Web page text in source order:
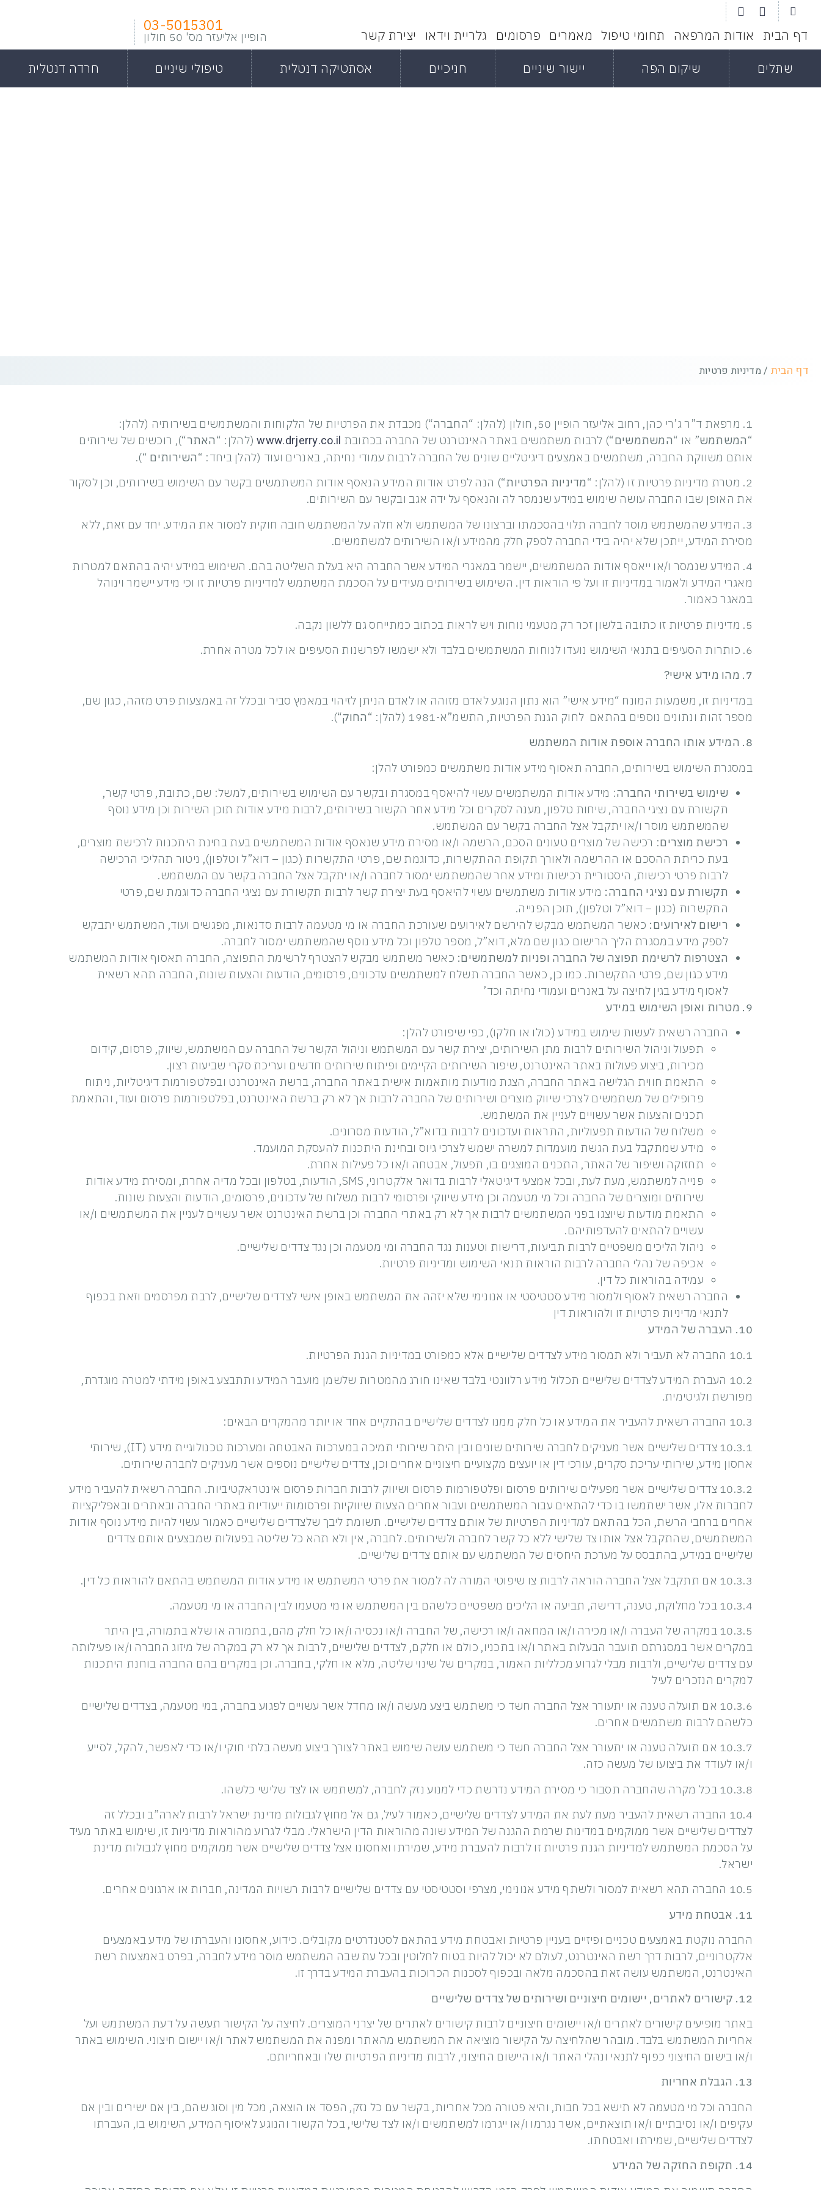
דף הבית אודות המרפאה תחומי טיפול מאמרים פרסומים גלריית וידאו יצירת קשר
03-5015301
הופיין אליעזר מס' 50 חולון
שתלים שיקום הפה יישור שיניים חניכיים אסתטיקה דנטלית טיפולי שיניים חרדה דנטלית
דף הבית / מדיניות פרטיות
1. מרפאת ד”ר ג’רי כהן, רחוב אליעזר הופיין 50, חולון (להלן: “ החברה“) מכבדת את הפרטיות של הלקוחות והמשתמשים בשירותיה (להלן:
“המשתמש” או “המשתמשים“) לרבות משתמשים באתר האינטרנט של החברה בכתובת www.drjerry.co.il(להלן: “האתר“), רוכשים של שירותים
אותם משווקת החברה, משתמשים באמצעים דיגיטליים שונים של החברה לרבות עמודי נחיתה, באנרים ועוד (להלן ביחד: “השירותים “).
2. מטרת מדיניות פרטיות זו (להלן: “
מדיניות הפרטיות“) הנה לפרט אודות המידע הנאסף אודות המשתמשים בקשר עם השימוש בשירותים, וכן לסקור
את האופן שבו החברה עושה שימוש במידע שנמסר לה והנאסף על ידה אגב ובקשר עם השירותים.
3. המידע שהמשתמש מוסר לחברה תלוי בהסכמתו וברצונו של המשתמש ולא חלה על המשתמש חובה חוקית למסור את המידע. יחד עם זאת, ללא
מסירת המידע, ייתכן שלא יהיה בידי החברה לספק חלק מהמידע ו/או השירותים למשתמשים.
4. המידע שנמסר ו/או ייאסף אודות המשתמשים, יישמר במאגרי המידע אשר החברה היא בעלת השליטה בהם. השימוש במידע יהיה בהתאם למטרות
מאגרי המידע ולאמור במדיניות זו ועל פי הוראות דין. השימוש בשירותים מעידים על הסכמת המשתמש למדיניות פרטיות זו וכי מידע יישמר וינוהל
במאגר כאמור.
5. מדיניות פרטיות זו כתובה בלשון זכר רק מטעמי נוחות ויש לראות בכתוב כמתייחס גם ללשון נקבה.
6. כותרות הסעיפים בתנאי השימוש נועדו לנוחות המשתמשים בלבד ולא ישמשו לפרשנות הסעיפים או לכל מטרה אחרת.
7. מהו מידע אישי?
במדיניות זו, משמעות המונח “מידע אישי” הוא נתון הנוגע לאדם מזוהה או לאדם הניתן לזיהוי במאמץ סביר ובכלל זה באמצעות פרט מזהה, כגון שם,
מספר זהות ונתונים נוספים בהתאם לחוק הגנת הפרטיות, התשמ”א-1981 (להלן: “
החוק“).
8. המידע אותו החברה אוספת אודות המשתמש
במסגרת השימוש בשירותים, החברה תאסוף מידע אודות משתמשים כמפורט להלן:
שימוש בשירותי החברה: מידע אודות המשתמשים עשוי להיאסף במסגרת ובקשר עם השימוש בשירותים, למשל: שם, כתובת, פרטי קשר,
תקשורת עם נציגי החברה, שיחות טלפון, מענה לסקרים וכל מידע אחר הקשור בשירותים, לרבות מידע אודות תוכן השירות וכן מידע נוסף
שהמשתמש מוסר ו/או יתקבל אצל החברה בקשר עם המשתמש.
רכישת מוצרים: רכישה של מוצרים טעונים הסכם, הרשמה ו/או מסירת מידע שנאסף אודות המשתמשים בעת בחינת היתכנות לרכישת מוצרים,
בעת כריתת ההסכם או ההרשמה ולאורך תקופת ההתקשרות, כדוגמת שם, פרטי התקשרות (כגון – דוא”ל וטלפון), ניטור תהליכי הרכישה
לרבות פרטי רכישות, היסטוריית רכישות ומידע אחר שהמשתמש ימסור לחברה ו/או יתקבל אצל החברה בקשר עם המשתמש.
תקשורת עם נציגי החברה: מידע אודות משתמשים עשוי להיאסף בעת יצירת קשר לרבות תקשורת עם נציגי החברה כדוגמת שם, פרטי
התקשרות (כגון – דוא”ל וטלפון), תוכן הפנייה.
רישום לאירועים: כאשר המשתמש מבקש להירשם לאירועים שעורכת החברה או מי מטעמה לרבות סדנאות, מפגשים ועוד, המשתמש יתבקש
לספק מידע במסגרת הליך הרישום כגון שם מלא, דוא”ל, מספר טלפון וכל מידע נוסף שהמשתמש ימסור לחברה.
הצטרפות לרשימת תפוצה של החברה ופניות למשתמשים: כאשר משתמש מבקש להצטרף לרשימת התפוצה, החברה תאסוף אודות המשתמש
מידע כגון שם, פרטי התקשרות. כמו כן, כאשר החברה תשלח למשתמשים עדכונים, פרסומים, הודעות והצעות שונות, החברה תהא רשאית
לאסוף מידע בגין לחיצה על באנרים ועמודי נחיתה וכד’
9. מטרות ואופן השימוש במידע
החברה רשאית לעשות שימוש במידע (כולו או חלקו), כפי שיפורט להלן:
תפעול וניהול השירותים לרבות מתן השירותים, יצירת קשר עם המשתמש וניהול הקשר של החברה עם המשתמש, שיווק, פרסום, קידום
מכירות, ביצוע פעולות באתר האינטרנט, שיפור השירותים הקיימים ופיתוח שירותים חדשים ועריכת סקרי שביעות רצון.
התאמת חווית הגלישה באתר החברה, הצגת מודעות מותאמות אישית באתר החברה, ברשת האינטרנט ובפלטפורמות דיגיטליות, ניתוח
פרופילים של משתמשים לצרכי שיווק מוצרים ושירותים של החברה לרבות אך לא רק ברשת האינטרנט, בפלטפורמות פרסום ועוד, והתאמת
תכנים והצעות אשר עשויים לעניין את המשתמש.
משלוח של הודעות תפעוליות, התראות ועדכונים לרבות בדוא”ל, הודעות מסרונים.
מידע שמתקבל בעת הגשת מועמדות למשרה ישמש לצרכי גיוס ובחינת היתכנות להעסקת המועמד.
תחזוקה ושיפור של האתר, התכנים המוצגים בו, תפעול, אבטחה ו/או כל פעילות אחרת.
פנייה למשתמש, מעת לעת, ובכל אמצעי דיגיטאלי לרבות בדואר אלקטרוני, SMS, הודעות, בטלפון ובכל מדיה אחרת, ומסירת מידע אודות
שירותים ומוצרים של החברה וכל מי מטעמה וכן מידע שיווקי ופרסומי לרבות משלוח של עדכונים, פרסומים, הודעות והצעות שונות.
התאמת מודעות שיוצגו בפני המשתמשים לרבות אך לא רק באתרי החברה וכן ברשת האינטרנט אשר עשויים לעניין את המשתמשים ו/או
עשויים להתאים להעדפותיהם.
ניהול הליכים משפטיים לרבות תביעות, דרישות וטענות נגד החברה ומי מטעמה וכן נגד צדדים שלישיים.
אכיפה של נהלי החברה לרבות הוראות תנאי השימוש ומדיניות פרטיות.
עמידה בהוראות כל דין.
החברה רשאית לאסוף ולמסור מידע סטטיסטי או אנונימי שלא יזהה את המשתמש באופן אישי לצדדים שלישיים, לרבת מפרסמים וזאת בכפוף
לתנאי מדיניות פרטיות זו ולהוראות דין
10. העברה של המידע
10.1 החברה לא תעביר ולא תמסור מידע לצדדים שלישיים אלא כמפורט במדיניות הגנת הפרטיות.
10.2 העברת המידע לצדדים שלישיים תכלול מידע רלוונטי בלבד שאינו חורג מהמטרות שלשמן מועבר המידע ותתבצע באופן מידתי למטרה מוגדרת,
מפורשת ולגיטימית.
10.3 החברה רשאית להעביר את המידע או כל חלק ממנו לצדדים שלישיים בהתקיים אחד או יותר מהמקרים הבאים:
10.3.1 צדדים שלישיים אשר מעניקים לחברה שירותים שונים ובין היתר שירותי תמיכה במערכות האבטחה ומערכות טכנולוגיית מידע (IT), שירותי
אחסון מידע, שירותי עריכת סקרים, עורכי דין או יועצים מקצועיים חיצוניים אחרים וכן, צדדים שלישיים נוספים אשר מעניקים לחברה שירותים.
10.3.2 צדדים שלישיים אשר מפעילים שירותים פרסום ופלטפורמות פרסום ושיווק לרבות חברות פרסום אינטראקטיביות. החברה רשאית להעביר מידע
לחברות אלו, אשר ישתמשו בו כדי להתאים עבור המשתמשים ועבור אחרים הצעות שיווקיות ופרסומות ייעודיות באתרי החברה ובאתרים ובאפליקציות
אחרים ברחבי הרשת, הכל בהתאם למדיניות הפרטיות של אותם צדדים שלישיים. תשומת ליבך שלצדדים שלישיים כאמור עשוי להיות מידע נוסף אודות
המשתמשים, שהתקבל אצל אותו צד שלישי ללא כל קשר לחברה ולשירותים. לחברה, אין ולא תהא כל שליטה בפעולות שמבצעים אותם צדדים
שלישיים במידע, בהתבסס על מערכת היחסים של המשתמש עם אותם צדדים שלישיים.
10.3.3 אם תתקבל אצל החברה הוראה לרבות צו שיפוטי המורה לה למסור את פרטי המשתמש או מידע אודות המשתמש בהתאם להוראות כל דין.
10.3.4 בכל מחלוקת, טענה, דרישה, תביעה או הליכים משפטיים כלשהם בין המשתמש או מי מטעמו לבין החברה או מי מטעמה.
10.3.5 במקרה של העברה ו/או מכירה ו/או המחאה ו/או רכישה, של החברה ו/או נכסיה ו/או כל חלק מהם, בתמורה או שלא בתמורה, בין היתר
במקרים אשר במסגרתם תועבר הבעלות באתר ו/או בתכניו, כולם או חלקם, לצדדים שלישיים, לרבות אך לא רק במקרה של מיזוג החברה ו/או פעילותה
עם צדדים שלישיים, ולרבות מבלי לגרוע מכלליות האמור, במקרים של שינוי שליטה, מלא או חלקי, בחברה. וכן במקרים בהם החברה בוחנת היתכנות
למקרים הנזכרים לעיל
10.3.6 אם תועלה טענה או יתעורר אצל החברה חשד כי משתמש ביצע מעשה ו/או מחדל אשר עשויים לפגוע בחברה, במי מטעמה, בצדדים שלישיים
כלשהם לרבות משתמשים אחרים.
10.3.7 אם תועלה טענה או יתעורר אצל החברה חשד כי משתמש עושה שימוש באתר לצורך ביצוע מעשה בלתי חוקי ו/או כדי לאפשר, להקל, לסייע
ו/או לעודד את ביצועו של מעשה כזה.
10.3.8 בכל מקרה שהחברה תסבור כי מסירת המידע נדרשת כדי למנוע נזק לחברה, למשתמש או לצד שלישי כלשהו.
10.4 החברה רשאית להעביר מעת לעת את המידע לצדדים שלישיים, כאמור לעיל, גם אל מחוץ לגבולות מדינת ישראל לרבות לארה”ב ובכלל זה
לצדדים שלישיים אשר ממוקמים במדינות שרמת ההגנה של המידע שונה מהוראות הדין הישראלי. מבלי לגרוע מהוראות מדיניות זו, שימוש באתר מעיד
על הסכמת המשתמש למדיניות הגנת פרטיות זו לרבות להעברת מידע, שמירתו ואחסונו אצל צדדים שלישיים אשר ממוקמים מחוץ לגבולות מדינת
ישראל.
10.5 החברה תהא רשאית למסור ולשתף מידע אנונימי, מצרפי וסטטיסטי עם צדדים שלישיים לרבות רשויות המדינה, חברות או ארגונים אחרים.
11. אבטחת מידע
החברה נוקטת באמצעים טכניים ופיזיים בעניין פרטיות ואבטחת מידע בהתאם לסטנדרטים מקובלים. כידוע, אחסונו והעברתו של מידע באמצעים
אלקטרוניים, לרבות דרך רשת האינטרנט, לעולם לא יכול להיות בטוח לחלוטין ובכל עת שבה המשתמש מוסר מידע לחברה, בפרט באמצעות רשת
האינטרנט, המשתמש עושה זאת בהסכמה מלאה ובכפוף לסכנות הכרוכות בהעברת המידע בדרך זו.
12. קישורים לאתרים, יישומים חיצוניים ושירותים של צדדים שלישיים
באתר מופיעים קישורים לאתרים ו/או יישומים חיצוניים לרבות קישורים לאתרים של יצרני המוצרים. לחיצה על הקישור תעשה על דעת המשתמש ועל
אחריות המשתמש בלבד. מובהר שהלחיצה על הקישור מוציאה את המשתמש מהאתר ומפנה את המשתמש לאתר ו/או יישום חיצוני. השימוש באתר
ו/או בישום החיצוני כפוף לתנאי ונהלי האתר ו/או היישום החיצוני, לרבות מדיניות הפרטיות שלו ובאחריותם.
13. הגבלת אחריות
החברה וכל מי מטעמה לא תישא בכל חבות, והיא פטורה מכל אחריות, בקשר עם כל נזק, הפסד או הוצאה, מכל מין וסוג שהם, בין אם ישירים ובין אם
עקיפים ו/או נסיבתיים ו/או תוצאתיים, אשר נגרמו ו/או ייגרמו למשתמשים ו/או לצד שלישי, בכל הקשור והנוגע לאיסוף המידע, השימוש בו, העברתו
לצדדים שלישיים, שמירתו ואבטחתו.
14. תקופת החזקה של המידע